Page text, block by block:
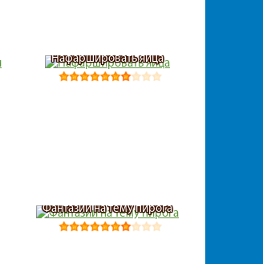
Нафаршировать яйца
Фантазии на тему пирога